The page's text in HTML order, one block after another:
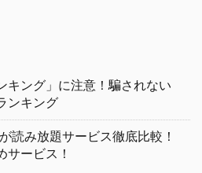
キング」に注意！騙されない
ンキング
読み放題サービス徹底比較！
サービス！